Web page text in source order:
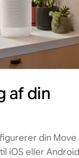
af din
din Move
iOS eller